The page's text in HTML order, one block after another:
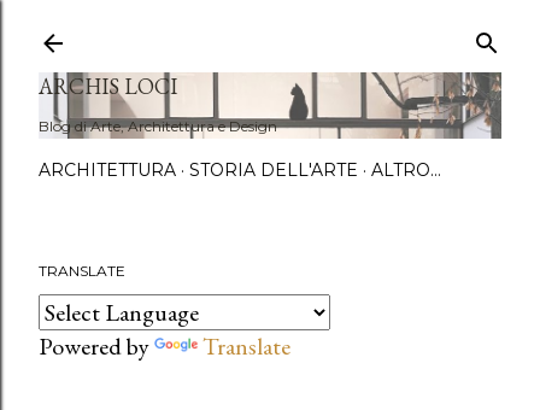
ARCHIS LOCI
Blog di Arte, Architettura e Design
ARCHITETTURA STORIA DELL'ARTE ALTRO…
TRANSLATE
Powered by Translate